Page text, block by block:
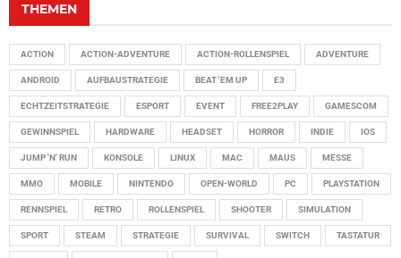
THEMEN
ACTION ACTION-ADVENTURE ACTION-ROLLENSPIEL ADVENTURE
ANDROID AUFBAUSTRATEGIE BEAT 'EM UP E3
ECHTZEITSTRATEGIE ESPORT EVENT FREE2PLAY GAMESCOM
GEWINNSPIEL HARDWARE HEADSET HORROR INDIE IOS
JUMP 'N' RUN KONSOLE LINUX MAC MAUS MESSE
MMO MOBILE NINTENDO OPEN-WORLD PC PLAYSTATION
RENNSPIEL RETRO ROLLENSPIEL SHOOTER SIMULATION
SPORT STEAM STRATEGIE SURVIVAL SWITCH TASTATUR